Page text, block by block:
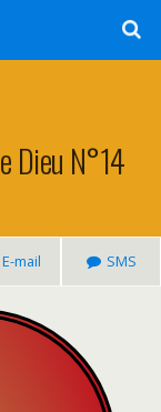
Dieu N°14
E-mail SMS